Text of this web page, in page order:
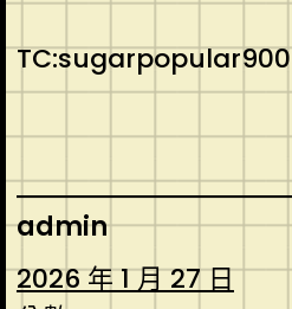
TC:sugarpopular900
admin
2026 年 1 月 27 日